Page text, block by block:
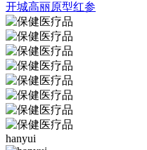
开城高丽原型红参
hanyui